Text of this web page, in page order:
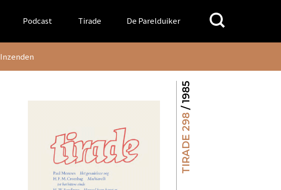
Podcast Tirade De Parelduiker
Search
for:
Inzenden
TIRADE 298
/ 1985